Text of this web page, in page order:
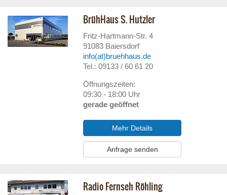
BrühHaus S. Hutzler
Fritz-Hartmann-Str. 4
91083 Baiersdorf
info(at)bruehhaus.de
Tel.: 09133 / 60 61 20
Öffnungszeiten:
09:30 - 18:00 Uhr
gerade geöffnet
Mehr Details
Anfrage senden
Radio Fernseh Röhling